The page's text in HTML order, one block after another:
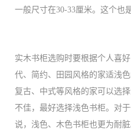
一般尺寸在30-33厘米。这个也
实木书柜选购时要根据个人喜
代、简约、田园风格的家适浅
复古、中式等风格的家可以选
不佳，最好选择浅色书柜。对
说，浅色、木色书柜也更为耐脏